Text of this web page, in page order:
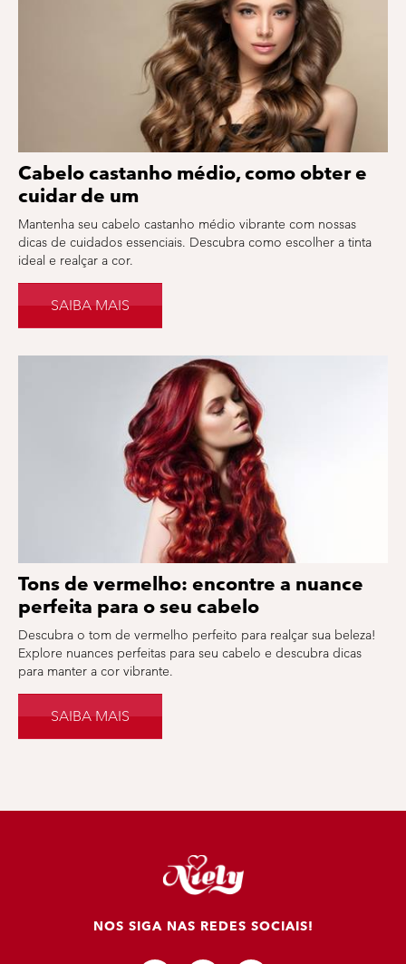
Cabelo castanho médio, como obter e
cuidar de um
Mantenha seu cabelo castanho médio vibrante com nossas
dicas de cuidados essenciais. Descubra como escolher a tinta
ideal e realçar a cor.
SAIBA MAIS
Tons de vermelho: encontre a nuance
perfeita para o seu cabelo
Descubra o tom de vermelho perfeito para realçar sua beleza!
Explore nuances perfeitas para seu cabelo e descubra dicas
para manter a cor vibrante.
SAIBA MAIS
NOS SIGA NAS REDES SOCIAIS!